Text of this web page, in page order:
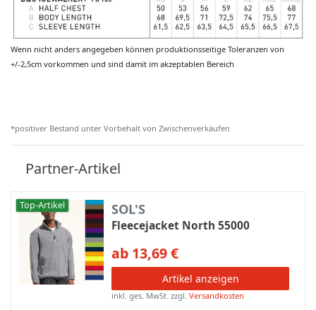
Wenn nicht anders angegeben können produktionsseitige Toleranzen von
+/-2,5cm vorkommen und sind damit im akzeptablen Bereich
*positiver Bestand unter Vorbehalt von Zwischenverkäufen
Partner-Artikel
Top-Artikel SOL'S
Fleecejacket North 55000
ab 13,69 €
Artikel anzeigen
inkl. ges. MwSt. zzgl.Versandkosten